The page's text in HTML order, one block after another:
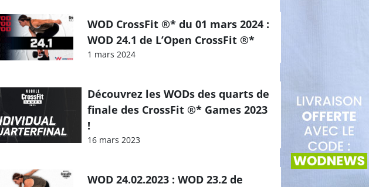
WOD CrossFit ®* du 01 mars 2024 :
WOD 24.1 de L’Open CrossFit ®*
1 mars 2024
Découvrez les WODs des quarts de
finale des CrossFit ®* Games 2023
!
16 mars 2023
WOD 24.02.2023 : WOD 23.2 de